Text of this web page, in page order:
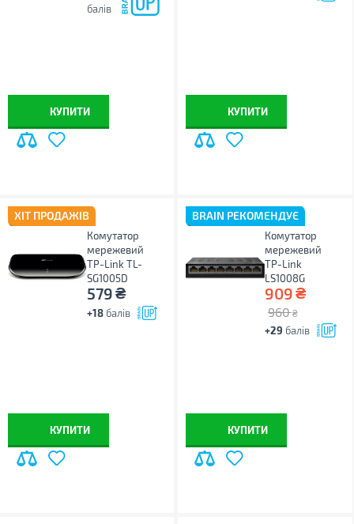
балів
КУПИТИ КУПИТИ
ХІТ ПРОДАЖІВ
Комутатор
мережевий
TP-Link TL-
SG1005D
579₴
+18 балів
КУПИТИ
BRAIN РЕКОМЕНДУЄ
Комутатор
мережевий
TP-Link
LS1008G
909₴
960 ₴
+29 балів
КУПИТИ